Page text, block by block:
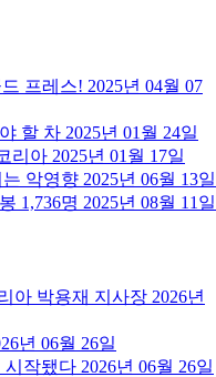
프레스! 2025년 04월 07
할 차 2025년 01월 24일
리아 2025년 01월 17일
악영향 2025년 06월 13일
1,736명 2025년 08월 11일
아 박용재 지사장 2026년
년 06월 26일
시작됐다 2026년 06월 26일